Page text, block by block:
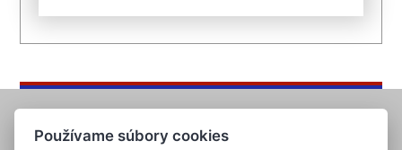
Používame súbory cookies